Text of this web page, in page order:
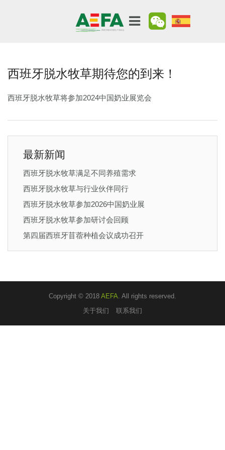
西班牙脱水牧草期待您的到来！
西班牙脱水牧草将参加2024中国奶业展览会
最新新闻
西班牙脱水牧草满足不同养殖需求
西班牙脱水牧草与行业伙伴同行
西班牙脱水牧草参加2026中国奶业展
西班牙脱水牧草参加研讨会回顾
第四届西班牙苜蓿种植会议成功召开
Copyright © 2018 AEFA. All rights reserved.
关于我们
联系我们